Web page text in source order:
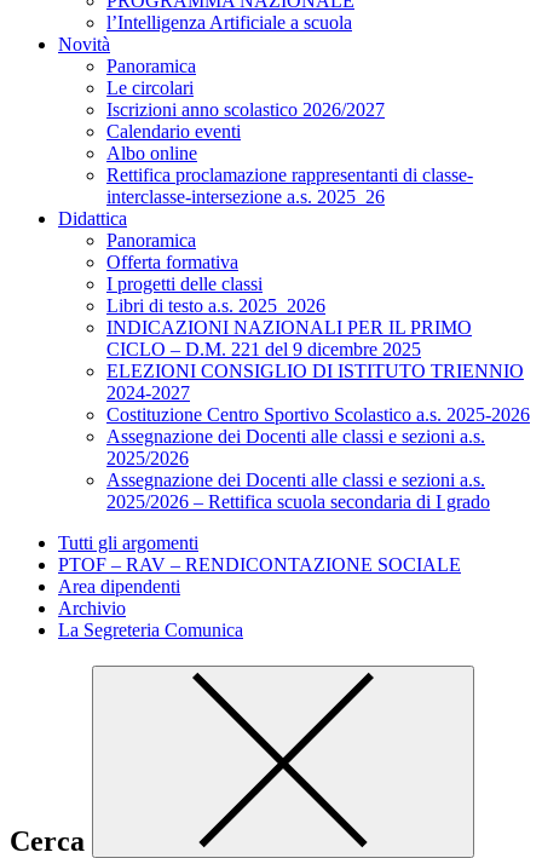
l’Intelligenza Artificiale a scuola
Novità
Panoramica
Le circolari
Iscrizioni anno scolastico 2026/2027
Calendario eventi
Albo online
Rettifica proclamazione rappresentanti di classe-
interclasse-intersezione a.s. 2025_26
Didattica
Panoramica
Offerta formativa
I progetti delle classi
Libri di testo a.s. 2025_2026
INDICAZIONI NAZIONALI PER IL PRIMO
CICLO – D.M. 221 del 9 dicembre 2025
ELEZIONI CONSIGLIO DI ISTITUTO TRIENNIO
2024-2027
Costituzione Centro Sportivo Scolastico a.s. 2025-2026
Assegnazione dei Docenti alle classi e sezioni a.s.
2025/2026
Assegnazione dei Docenti alle classi e sezioni a.s.
2025/2026 – Rettifica scuola secondaria di I grado
Tutti gli argomenti
PTOF – RAV – RENDICONTAZIONE SOCIALE
Area dipendenti
Archivio
La Segreteria Comunica
Cerca